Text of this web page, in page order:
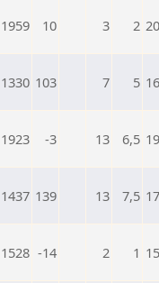
1959 10 3 2
1330 103 7 5
1923 -3 13 6,5
1437 139 13 7,5
1528 -14 2 1